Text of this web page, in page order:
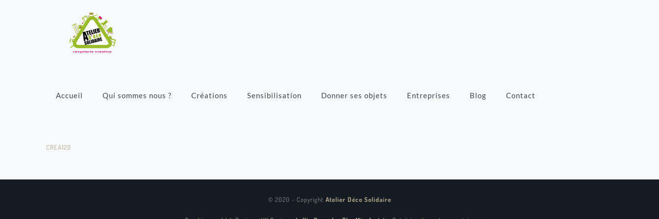
Accueil Qui sommes nous ? Créations Sensibilisation Donner ses objets Entreprises Blog Contact
CREA120
© 2020 - Copyright Atelier Déco Solidaire